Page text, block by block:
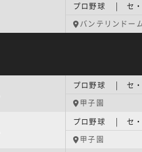
プロ野球 | セ・
バンテリンドー
プロ野球 | セ・
甲子園
プロ野球 | セ・
甲子園